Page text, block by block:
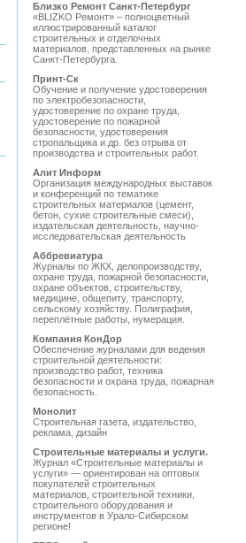
Близко Ремонт Санкт-Петербург
«BLIZKO Ремонт» – полноцветный
иллюстрированный каталог
строительных и отделочных
материалов, представленных на рынке
Санкт-Петербурга.
Принт-Ск
Обучение и получение удостоверения
по электробезопасности,
удостоверение по охране труда,
удостоверение по пожарной
безопасности, удостоверения
стропальщика и др. без отрыва от
производства и строительных работ.
Алит Информ
Организация международных выставок
и конференций по тематике
строительных материалов (цемент,
бетон, сухие строительные смеси),
издательская деятельность, научно-
исследовательская деятельность
Аббревиатура
Журналы по ЖКХ, делопроизводству,
охране труда, пожарной безопасности,
охране объектов, строительству,
медицине, общепиту, транспорту,
сельскому хозяйству. Полиграфия,
переплётные работы, нумерация.
Компания КонДор
Обеспечение журналами для ведения
строительной деятельности:
производство работ, техника
безопасности и охрана труда, пожарная
безопасность.
Монолит
Строительная газета, издательство,
реклама, дизайн
Строительные материалы и услуги.
Журнал «Строительные материалы и
услуги» — ориентирован на оптовых
покупателей строительных
материалов, строительной техники,
строительного оборудования и
инструментов в Урало-Сибирском
регионе!